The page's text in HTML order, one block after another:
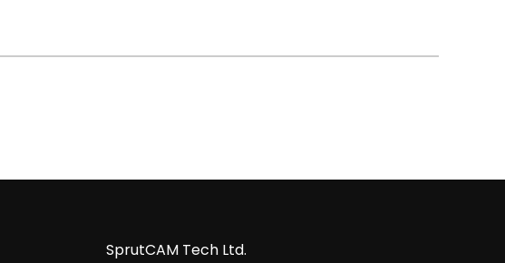
SprutCAM Tech Ltd.